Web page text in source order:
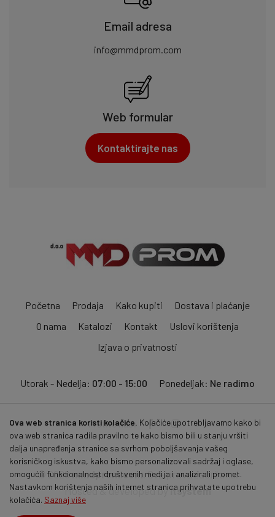
Email adresa
info@mmdprom.com
Web formular
Kontaktirajte nas
Početna Prodaja Kako kupiti
Dostava i plaćanje
O nama
Katalozi Kontakt
Uslovi korištenja
Izjava o privatnosti
Utorak - Nedelja: 07:00 - 15:00 Ponedeljak: Ne radimo
Pratite nas:
© 2026mmdprom.com . Sva prava zadržana.
Hosted & developed byitsystem
Ova web stranica koristi kolačiće. Kolačiće upotrebljavamo kako bi
ova web stranica radila pravilno te kako bismo bili u stanju vršiti
dalja unapređenja stranice sa svrhom poboljšavanja vašeg
korisničkog iskustva, kako bismo personalizovali sadržaj i oglase,
omogućili funkcionalnost društvenih medija i analizirali promet.
Nastavkom korištenja naših internet stranica prihvatate upotrebu
kolačića. Saznaj više